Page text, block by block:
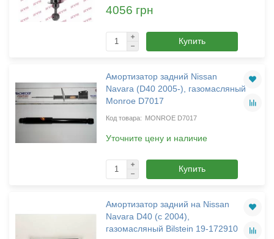
4056 грн
Купить
Амортизатор задний Nissan
Navara (D40 2005-), газомасляный
Monroe D7017
MONROE D7017
Уточните цену и наличие
Купить
Амортизатор задний на Nissan
Navara D40 (с 2004),
газомасляный Bilstein 19-172910